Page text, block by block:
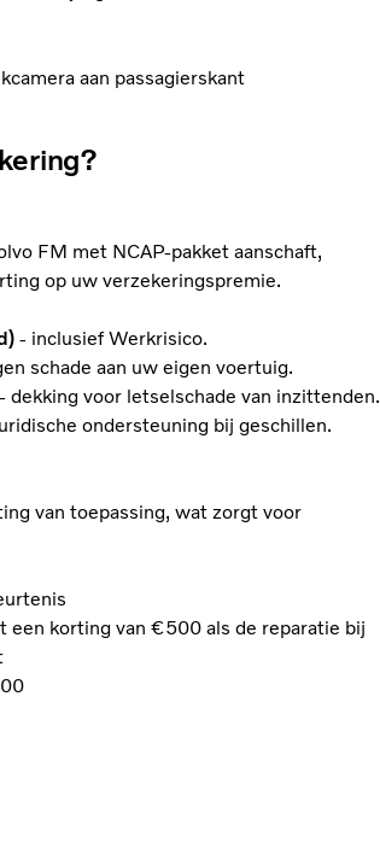
aan passagierskant
FM met NCAP-pakket aanschaft,
op uw verzekeringspremie.
- inclusief Werkrisico.
schade aan uw eigen voertuig.
- dekking voor letselschade van inzittenden.
ondersteuning bij geschillen.
van toepassing, wat zorgt voor
een korting van €500 als de reparatie bij